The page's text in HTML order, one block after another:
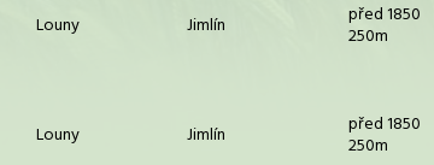
Louny Jimlín před 1850
250m
Louny Jimlín před 1850
250m